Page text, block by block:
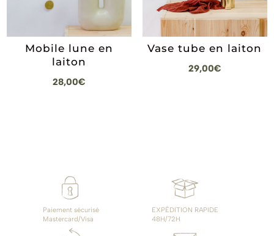
Mobile lune en
laiton
28,00€
Vase tube en laiton
29,00€
Paiement sécurisé
Mastercard/Visa
EXPÉDITION RAPIDE
48H/72H